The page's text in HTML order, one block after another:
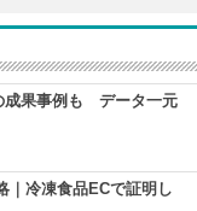
成果事例も データ一元
｜冷凍食品ECで証明し